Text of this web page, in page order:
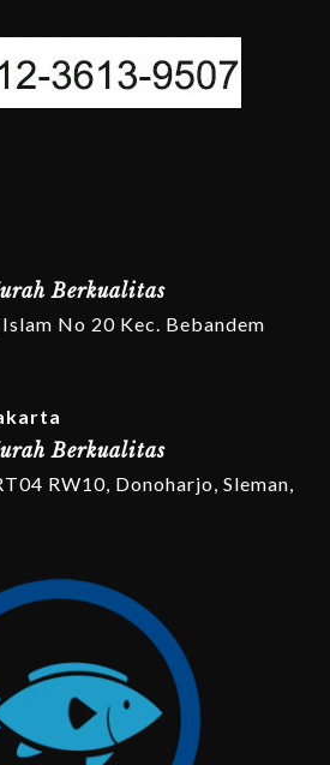
Berkualitas
No 20 Kec. Bebandem
Berkualitas
RW10, Donoharjo, Sleman,